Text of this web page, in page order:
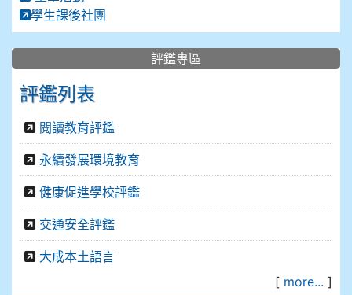
學生課後社團
評鑑專區
評鑑列表
閱讀教育評鑑
永續發展環境教育
健康促進學校評鑑
交通安全評鑑
大成本土語言
[ more... ]